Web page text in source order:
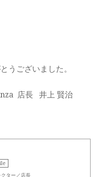
うございました。
店長 井上 賢治
クター／店長